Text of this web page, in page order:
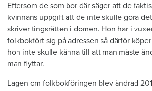
Eftersom de som bor där säger att de
kvinnans uppgift att de inte skulle göra
skriver tingsrätten i domen. Hon har i
folkbokfört sig på adressen så därför
hon inte skulle känna till att man måste
man flyttar.
Lagen om folkbokföringen blev ändrad